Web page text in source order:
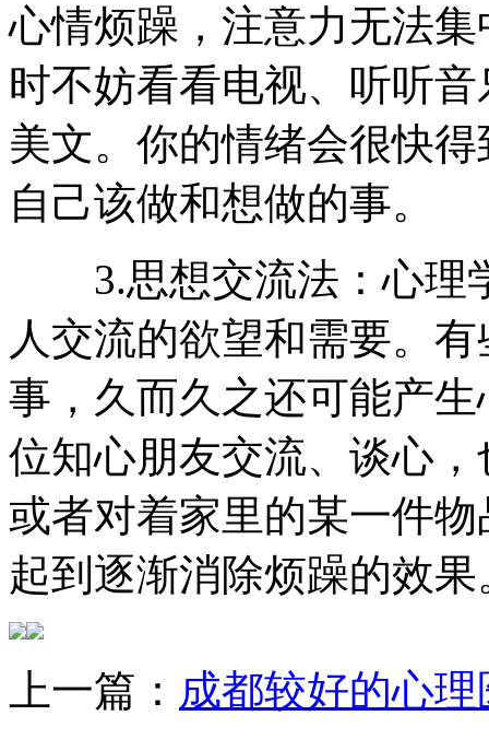
心情烦躁，注意力无法
时不妨看看电视、听听
美文。你的情绪会很快
自己该做和想做的事。
3.思想交流法：心理
人交流的欲望和需要。
事，久而久之还可能产
位知心朋友交流、谈心
或者对着家里的某一件
起到逐渐消除烦躁的效果
上一篇： 成都较好的心